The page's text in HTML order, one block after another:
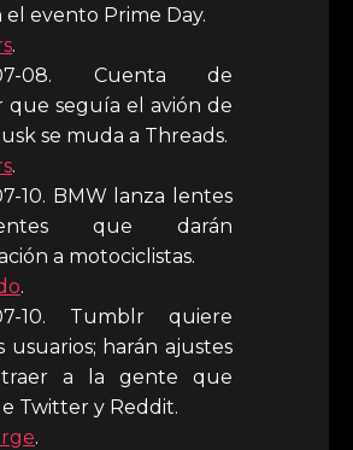
el evento Prime Day.
.
07-08. Cuenta de
que seguía el avión de
se muda a Threads.
.
10. BMW lanza lentes
que darán
a motociclistas.
.
10. Tumblr quiere
usuarios; harán ajustes
a la gente que
Twitter y Reddit.
.